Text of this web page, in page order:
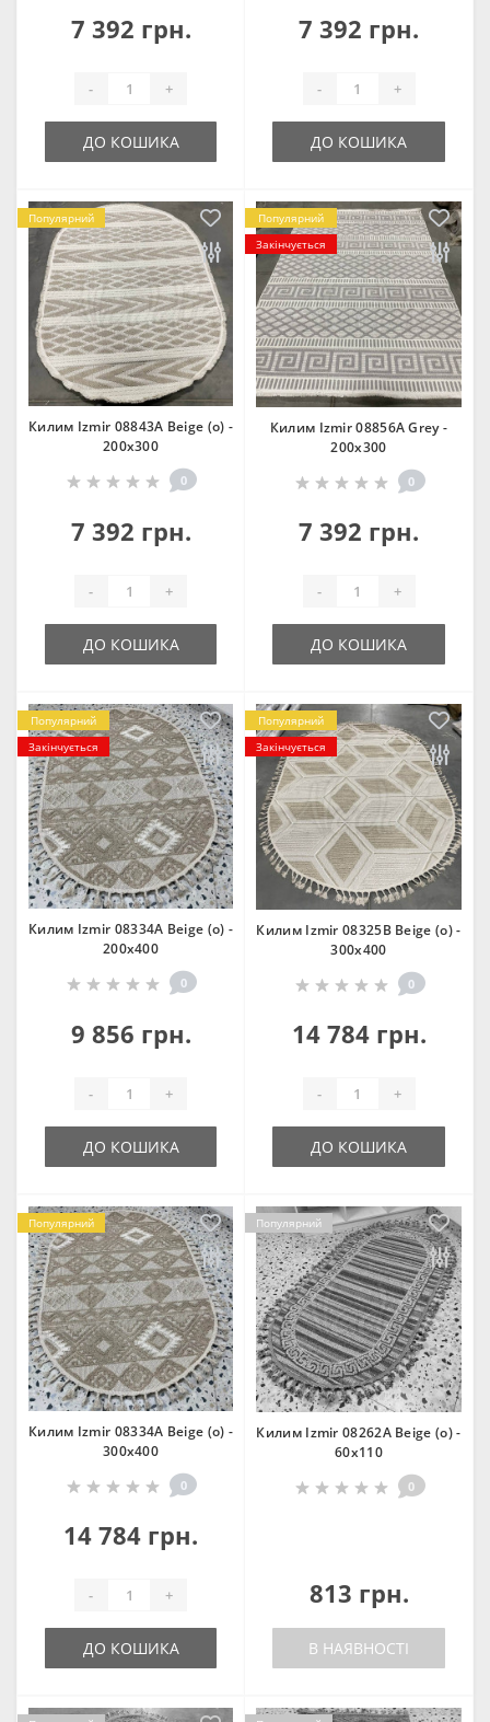
7 392 грн.
- +
ДО КОШИКА
7 392 грн.
- +
ДО КОШИКА
Популярний
Килим Izmir 08843A Beige (o) -
200х300
0
7 392 грн.
- +
ДО КОШИКА
Популярний
Закінчується
Килим Izmir 08856A Grey -
200х300
0
7 392 грн.
- +
ДО КОШИКА
Популярний
Закінчується
Килим Izmir 08334A Beige (o) -
200х400
0
9 856 грн.
- +
ДО КОШИКА
Популярний
Закінчується
Килим Izmir 08325B Beige (o) -
300х400
0
14 784 грн.
- +
ДО КОШИКА
Популярний
Килим Izmir 08334A Beige (o) -
300х400
0
14 784 грн.
- +
ДО КОШИКА
Популярний
Килим Izmir 08262A Beige (o) -
60х110
0
813 грн.
В НАЯВНОСТІ